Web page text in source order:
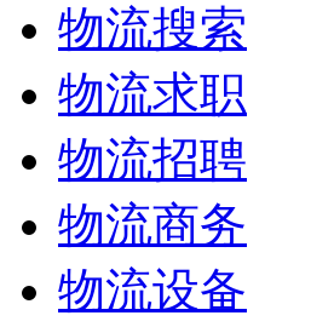
物流搜索
物流求职
物流招聘
物流商务
物流设备